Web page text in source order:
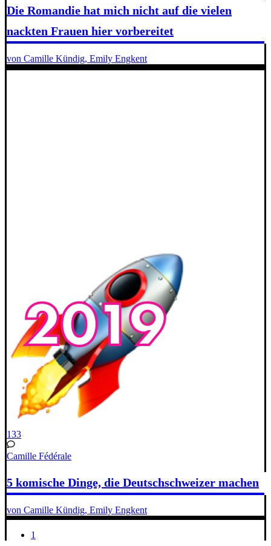
Die Romandie hat mich nicht auf die vielen
nackten Frauen hier vorbereitet
von Camille Kündig, Emily Engkent
133
Camille Fédérale
5 komische Dinge, die Deutschschweizer machen
von Camille Kündig, Emily Engkent
1